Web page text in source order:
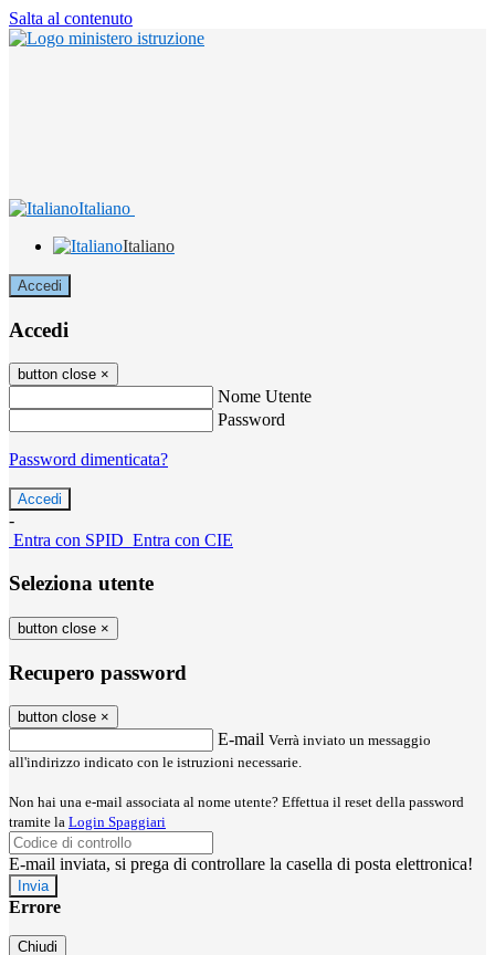
Salta al contenuto
Italiano
Italiano
Accedi
Accedi
button close ×
Nome Utente
Password
Password dimenticata?
-
Entra con SPID Entra con CIE
Seleziona utente
button close ×
Recupero password
button close ×
E-mail Verrà inviato un messaggio
all'indirizzo indicato con le istruzioni necessarie.
Non hai una e-mail associata al nome utente? Effettua il reset della password
tramite la Login Spaggiari
E-mail inviata, si prega di controllare la casella di posta elettronica!
Errore
Chiudi